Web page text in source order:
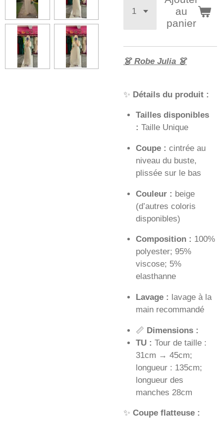
au
panier
👗 Robe Julia 👗
✨ Détails du produit :
Tailles disponibles
: Taille Unique
Coupe : cintrée au
niveau du buste,
plissée sur le bas
Couleur : beige
(d’autres coloris
disponibles)
Composition : 100%
polyester; 95%
viscose; 5%
elasthanne
Lavage : lavage à la
main recommandé
📏 Dimensions :
TU : Tour de taille :
31cm → 45cm;
longueur : 135cm;
longueur des
manches 28cm
✨ Coupe flatteuse :